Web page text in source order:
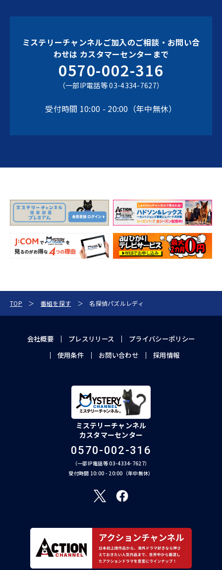
ミステリーチャンネルご加入のご相談・お問い合
わせは カスタマーセンターまで
0570-002-316
（一部IP電話等 03-4334-7627）
受付時間 10:00 - 20:00（年中無休）
TOP 番組を探す 名探偵パズルレディ
会社概要 プレスリリース
プライバシーポリシー
使用条件
お問い合わせ 採用情報
ミステリーチャンネル
カスタマーセンター
0570-002-316
（一部IP電話等 03-4334-7627）
受付時間 10:00 - 20:00（年中無休）